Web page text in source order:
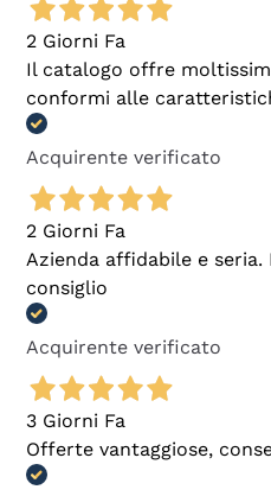
2 Giorni Fa
Il catalogo offre
conformi alle
Acquirente verificato
2 Giorni Fa
Azienda affidabile e
consiglio
Acquirente verificato
3 Giorni Fa
Offerte vantaggiose,